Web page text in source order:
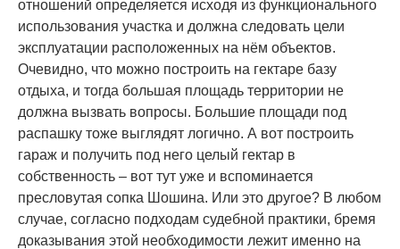
отношений определяется исходя из функционального
использования участка и должна следовать цели
эксплуатации расположенных на нём объектов.
Очевидно, что можно построить на гектаре базу
отдыха, и тогда большая площадь территории не
должна вызвать вопросы. Большие площади под
распашку тоже выглядят логично. А вот построить
гараж и получить под него целый гектар в
собственность – вот тут уже и вспоминается
пресловутая сопка Шошина. Или это другое? В любом
случае, согласно подходам судебной практики, бремя
доказывания этой необходимости лежит именно на